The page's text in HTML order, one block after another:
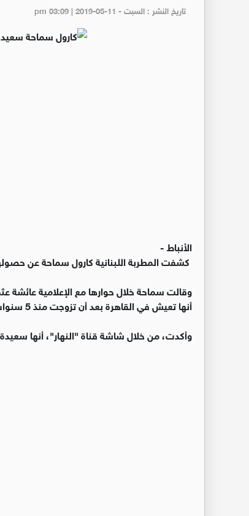
تاريخ النشر : السبت - pm 03:09 | 2019-05-11
الأنباط -
كشفت المطربة اللبنانية كارول سماحة عن
وقالت سماحة خلال حوارها مع الإعلامية
أنها تعيش في القاهرة بعد أن تزوجت منذ 5 سنوات ونصف السنة.
وأكدت، من خلال شاشة قناة "النهار"، أنها